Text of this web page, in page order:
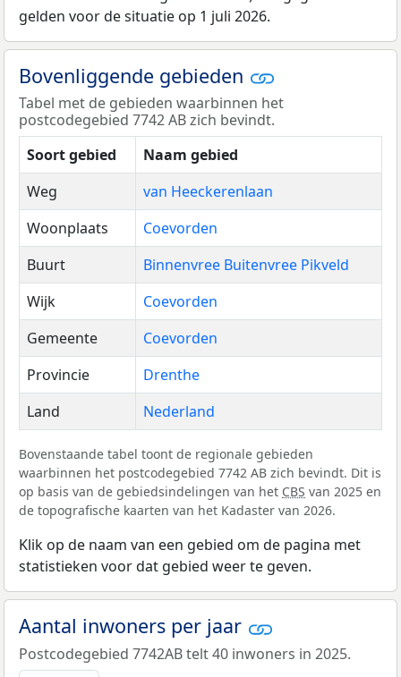
gelden voor de situatie op 1 juli 2026.
Bovenliggende gebieden
Tabel met de gebieden waarbinnen het
postcodegebied 7742 AB zich bevindt.
Soort gebied
Naam gebied
Weg
van Heeckerenlaan
Woonplaats
Coevorden
Buurt
Binnenvree Buitenvree Pikveld
Wijk
Coevorden
Gemeente
Coevorden
Provincie
Drenthe
Land
Nederland
Bovenstaande tabel toont de regionale gebieden
waarbinnen het postcodegebied 7742 AB zich bevindt. Dit is
op basis van de gebiedsindelingen van het CBS van 2025 en
de topografische kaarten van het Kadaster van 2026.
Klik op de naam van een gebied om de pagina met
statistieken voor dat gebied weer te geven.
Aantal inwoners per jaar
Postcodegebied 7742AB telt 40 inwoners in 2025.